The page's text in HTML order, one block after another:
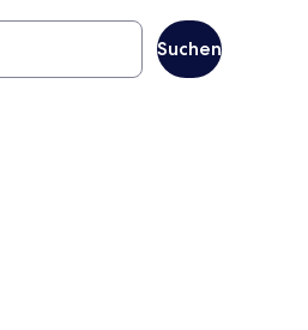
Suchen